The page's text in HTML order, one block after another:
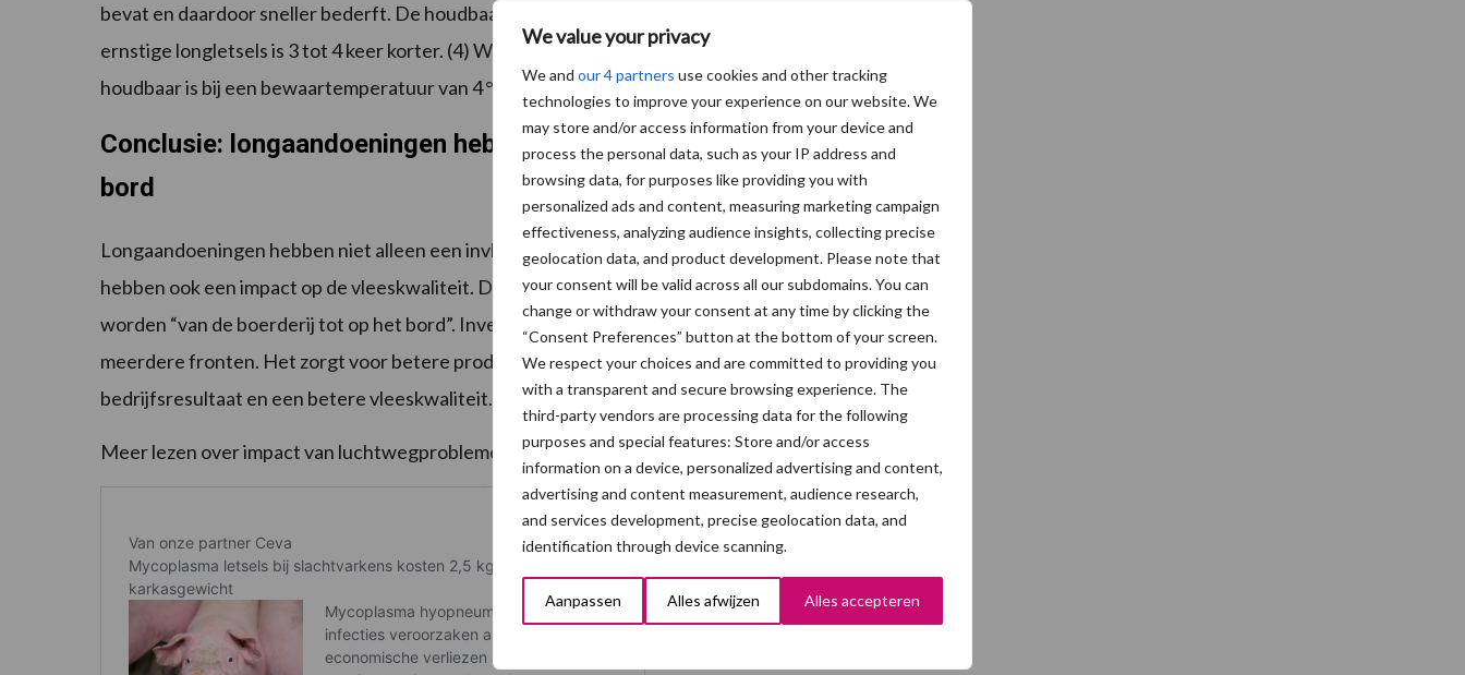
We value your privacy
We and our 4 partners use cookies and other tracking
technologies to improve your experience on our website. We
may store and/or access information from your device and
process the personal data, such as your IP address and
browsing data, for purposes like providing you with
personalized ads and content, measuring marketing campaign
effectiveness, analyzing audience insights, collecting precise
geolocation data, and product development. Please note that
your consent will be valid across all our subdomains. You can
change or withdraw your consent at any time by clicking the
“Consent Preferences” button at the bottom of your screen.
We respect your choices and are committed to providing you
with a transparent and secure browsing experience. The
third-party vendors are processing data for the following
purposes and special features: Store and/or access
information on a device, personalized advertising and content,
advertising and content measurement, audience research,
and services development, precise geolocation data, and
identification through device scanning.
Aanpassen Alles afwijzen Alles accepteren
bevat en daardoor sneller bederft. De houdbaarheid van varkensvlees afkomstig van varkens met
ernstige longletsels is 3 tot 4 keer korter. (4) Waar vers varkensvlees normaal 15 tot 20 dagen
houdbaar is bij een bewaartemperatuur van 4 °C, kan vlees van zieke dieren al na 6 dagen bederven.
Conclusie: longaandoeningen hebben impact van de boerderij tot op het
bord
Longaandoeningen hebben niet alleen een invloed op de prestaties van levende varkens, maar
hebben ook een impact op de vleeskwaliteit. De impact van longaandoeningen moet dus beoordeeld
worden “van de boerderij tot op het bord”. Investeren in een betere longgezondheid levert winst op
meerdere fronten. Het zorgt voor betere productiecijfers, maar ook voor een beter
bedrijfsresultaat en een betere vleeskwaliteit.
Meer lezen over impact van luchtwegproblemen? Lees dan ook onderstaande artikelen: